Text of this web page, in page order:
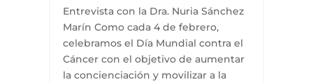
Entrevista con la Dra. Nuria Sánchez
Marín Como cada 4 de febrero,
celebramos el Día Mundial contra el
Cáncer con el objetivo de aumentar
la concienciación y movilizar a la